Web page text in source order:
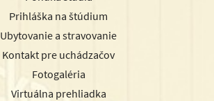
Prihláška na štúdium
Ubytovanie a stravovanie
Kontakt pre uchádzačov
Fotogaléria
Virtuálna prehliadka